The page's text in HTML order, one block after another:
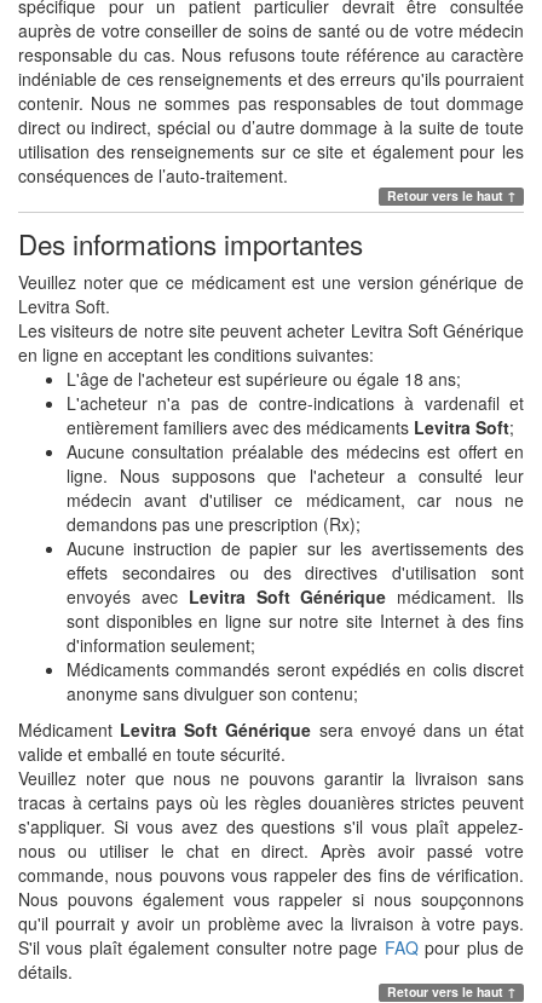
spécifique pour un patient particulier devrait être consultée
auprès de votre conseiller de soins de santé ou de votre médecin
responsable du cas. Nous refusons toute référence au caractère
indéniable de ces renseignements et des erreurs qu'ils pourraient
contenir. Nous ne sommes pas responsables de tout dommage
direct ou indirect, spécial ou d’autre dommage à la suite de toute
utilisation des renseignements sur ce site et également pour les
conséquences de l’auto-traitement.
Retour vers le haut ↑
Des informations importantes
Veuillez noter que ce médicament est une version générique de
Levitra Soft.
Les visiteurs de notre site peuvent acheter Levitra Soft Générique
en ligne en acceptant les conditions suivantes:
L'âge de l'acheteur est supérieure ou égale 18 ans;
L'acheteur n'a pas de contre-indications à vardenafil et
entièrement familiers avec des médicaments Levitra Soft;
Aucune consultation préalable des médecins est offert en
ligne. Nous supposons que l'acheteur a consulté leur
médecin avant d'utiliser ce médicament, car nous ne
demandons pas une prescription (Rx);
Aucune instruction de papier sur les avertissements des
effets secondaires ou des directives d'utilisation sont
envoyés avec Levitra Soft Générique médicament. Ils
sont disponibles en ligne sur notre site Internet à des fins
d'information seulement;
Médicaments commandés seront expédiés en colis discret
anonyme sans divulguer son contenu;
Médicament Levitra Soft Générique sera envoyé dans un état
valide et emballé en toute sécurité.
Veuillez noter que nous ne pouvons garantir la livraison sans
tracas à certains pays où les règles douanières strictes peuvent
s'appliquer. Si vous avez des questions s'il vous plaît appelez-
nous ou utiliser le chat en direct. Après avoir passé votre
commande, nous pouvons vous rappeler des fins de vérification.
Nous pouvons également vous rappeler si nous soupçonnons
qu'il pourrait y avoir un problème avec la livraison à votre pays.
S'il vous plaît également consulter notre page FAQpour plus de
détails.
Retour vers le haut ↑